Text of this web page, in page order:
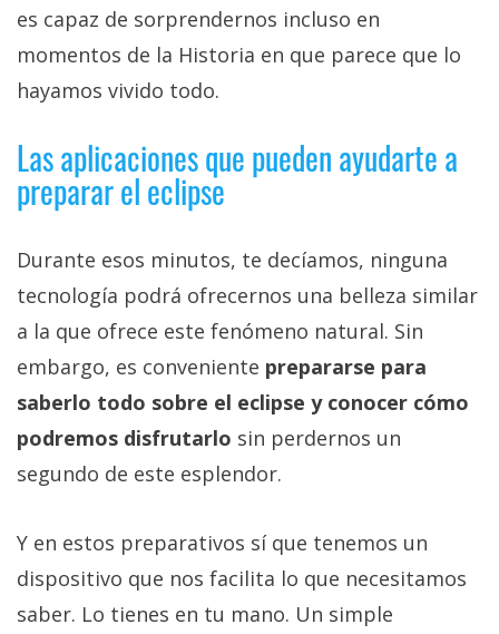
es capaz de sorprendernos incluso en
momentos de la Historia en que parece que lo
hayamos vivido todo.
Las aplicaciones que pueden ayudarte a
preparar el eclipse
Durante esos minutos, te decíamos, ninguna
tecnología podrá ofrecernos una belleza similar
a la que ofrece este fenómeno natural. Sin
embargo, es conveniente prepararse para
saberlo todo sobre el eclipse y conocer cómo
podremos disfrutarlo sin perdernos un
segundo de este esplendor.
Y en estos preparativos sí que tenemos un
dispositivo que nos facilita lo que necesitamos
saber. Lo tienes en tu mano. Un simple